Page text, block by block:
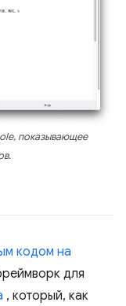
показывающее
кодом на
для
, который, как